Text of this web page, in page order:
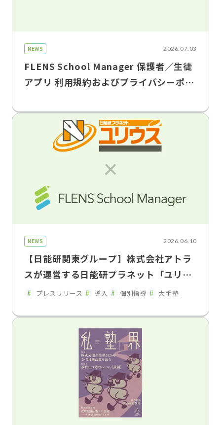
NEWS 2026.07.03
FLENS School Manager 保護者／生徒
アプリ 利用規約およびプライバシーポリ
NEWS 2026.06.10
【日能研関東グループ】株式会社アトラ
スが運営する日能研プラネット「ユリウ
ス」の神奈川・東京・埼玉の 一部教室で
5月よりトライアル導入・運用開始
プレスリリース 導入 個別指導 大手塾